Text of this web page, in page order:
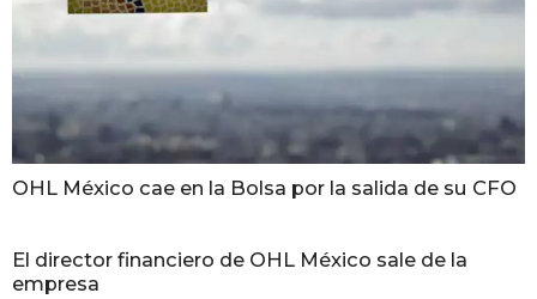
OHL México cae en la Bolsa por la salida de su CFO
El director financiero de OHL México sale de la
empresa